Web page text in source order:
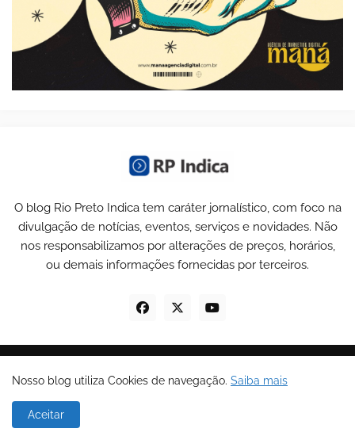
O blog Rio Preto Indica tem caráter jornalístico, com foco na
divulgação de notícias, eventos, serviços e novidades. Não
nos responsabilizamos por alterações de preços, horários,
ou demais informações fornecidas por terceiros.
© Copyrights 2025 todos os direitos reservados -RP Indica
Nosso blog utiliza Cookies de navegação. Saiba mais
Aceitar